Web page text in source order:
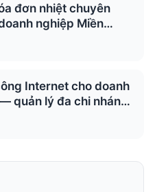
đơn nhiệt chuyên
nghiệp Miền
Internet cho doanh
quản lý đa chi nhánh